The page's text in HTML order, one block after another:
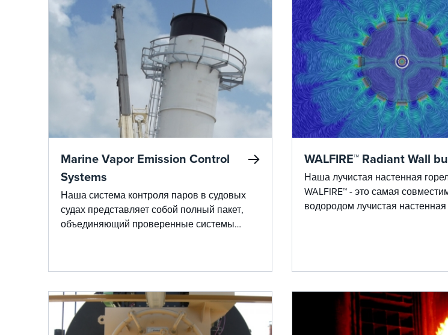
Marine Vapor Emission Control
Systems
Наша система контроля паров в судовых
судах представляет собой полный пакет,
объединяющий проверенные системы
комплексных услуг поддержки,
соответствующих строгим морским нормам.
WALFIRE™ Radiant Wall
Наша лучистая настенная
WALFIRE™ - это самая
водородом лучистая настенная